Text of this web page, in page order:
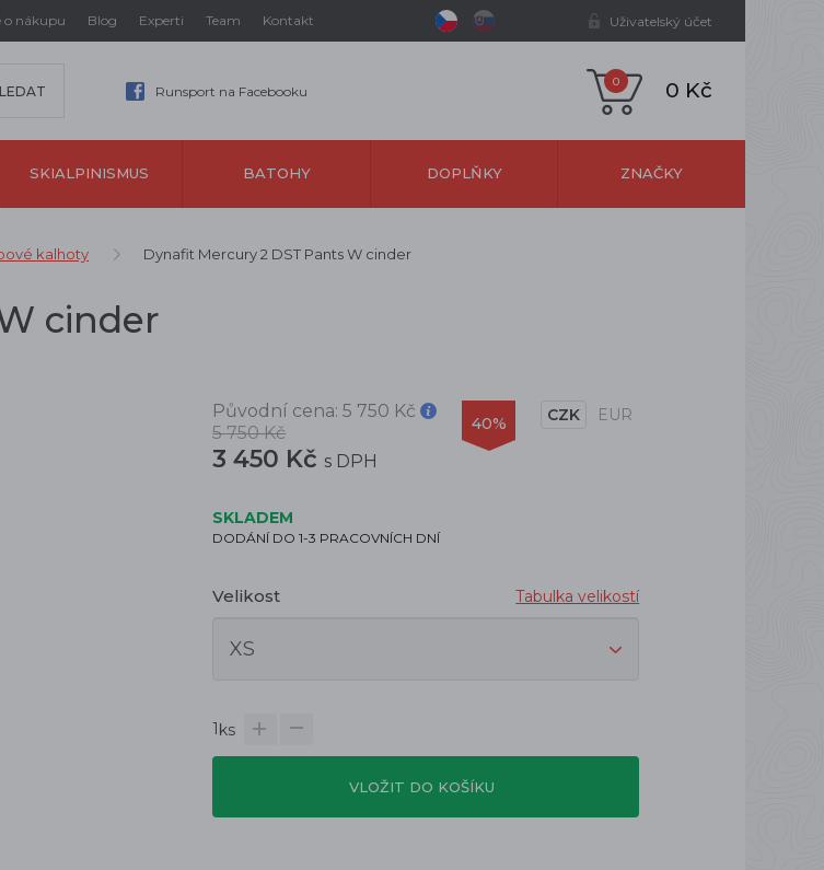
o nákupu Blog Experti Team Kontakt Uživatelský účet
Runsport na Facebooku
0 0 Kč
SKIALPINISMUS BATOHY DOPLŇKY ZNAČKY
kalhoty Dynafit Mercury 2 DST Pants W cinder
cinder
Původní cena:5 750 Kč
5 750 Kč
3 450 Kč s DPH
40% CZK EUR
SKLADEM
DODÁNÍ DO 1-3 PRACOVNÍCH DNÍ
Velikost Tabulka velikostí
1ks
VLOŽIT DO KOŠÍKU